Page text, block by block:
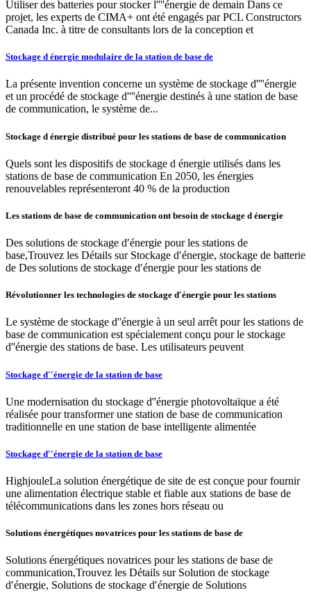
Utiliser des batteries pour stocker l''''énergie de demain Dans ce
projet, les experts de CIMA+ ont été engagés par PCL Constructors
Canada Inc. à titre de consultants lors de la conception et
Stockage d énergie modulaire de la station de base de
La présente invention concerne un système de stockage d''''énergie
et un procédé de stockage d''''énergie destinés à une station de base
de communication, le système de...
Stockage d énergie distribué pour les stations de base de communication
Quels sont les dispositifs de stockage d énergie utilisés dans les
stations de base de communication En 2050, les énergies
renouvelables représenteront 40 % de la production
Les stations de base de communication ont besoin de stockage d énergie
Des solutions de stockage d′énergie pour les stations de
base,Trouvez les Détails sur Stockage d′énergie, stockage de batterie
de Des solutions de stockage d′énergie pour les stations de
Révolutionner les technologies de stockage d′énergie pour les stations
Le système de stockage d''énergie à un seul arrêt pour les stations de
base de communication est spécialement conçu pour le stockage
d''énergie des stations de base. Les utilisateurs peuvent
Stockage d''énergie de la station de base
Une modernisation du stockage d''énergie photovoltaïque a été
réalisée pour transformer une station de base de communication
traditionnelle en une station de base intelligente alimentée
Stockage d''énergie de la station de base
HighjouleLa solution énergétique de site de est conçue pour fournir
une alimentation électrique stable et fiable aux stations de base de
télécommunications dans les zones hors réseau ou
Solutions énergétiques novatrices pour les stations de base de
Solutions énergétiques novatrices pour les stations de base de
communication,Trouvez les Détails sur Solution de stockage
d′énergie, Solutions de stockage d′énergie de Solutions